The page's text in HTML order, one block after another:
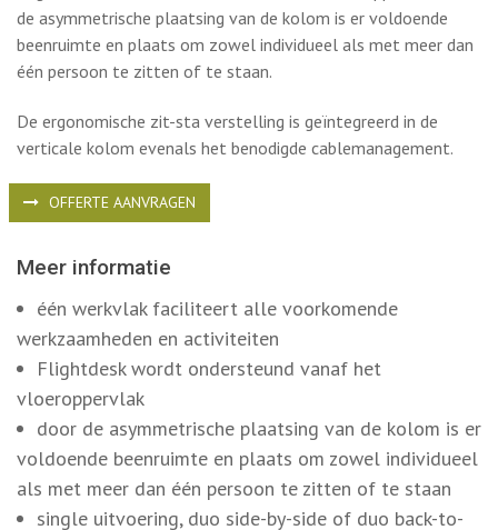
OFFERTE AANVRAGEN
Meer informatie
één werkvlak faciliteert alle voorkomende
werkzaamheden en activiteiten
Flightdesk wordt ondersteund vanaf het
vloeroppervlak
voldoende beenruimte en plaats om zowel individueel
als met meer dan één persoon te zitten of te staan
single uitvoering, duo side-by-side of duo back-to-
back
de ergonomische zit-sta verstelling is geïntegreerd
in de verticale kolom evenals het benodigde
cablemanagement
het cablemanagement is geïntegreerd in de
verticale kolom